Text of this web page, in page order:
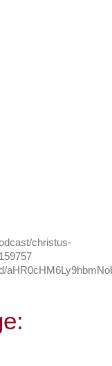
christus-